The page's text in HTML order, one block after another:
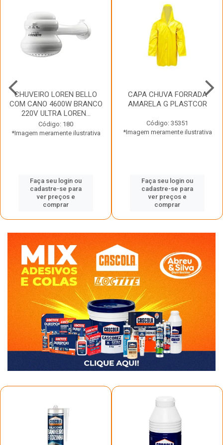
CHUVEIRO LOREN BELLO
COM CANO 4600W BRANCO
220V ULTRA LOREN...
Código: 180
*Imagem meramente ilustrativa
Faça seu login ou
cadastre-se para
ver preços e
comprar
CAPA CHUVA FORRADA
AMARELA G PLASTCOR
Código: 35351
*Imagem meramente ilustrativa
Faça seu login ou
cadastre-se para
ver preços e
comprar